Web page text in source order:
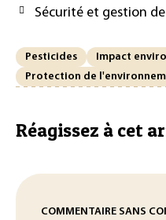
Sécurité et gestion
Pesticides
Impact
Protection de
Réagissez à cet
COMMENTAIRE SANS